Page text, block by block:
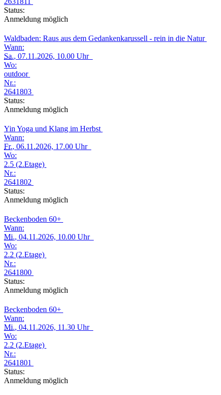
Status:
Anmeldung möglich
Waldbaden: Raus aus dem Gedankenkarussell - rein in die Natur
Wann:
Sa., 07.11.2026, 10.00 Uhr
Wo:
outdoor
Nr.:
2641803
Status:
Anmeldung möglich
Yin Yoga und Klang im Herbst
Wann:
Fr., 06.11.2026, 17.00 Uhr
Wo:
2.5 (2.Etage)
Nr.:
2641802
Status:
Anmeldung möglich
Beckenboden 60+
Wann:
Mi., 04.11.2026, 10.00 Uhr
Wo:
2.2 (2.Etage)
Nr.:
2641800
Status:
Anmeldung möglich
Beckenboden 60+
Wann:
Mi., 04.11.2026, 11.30 Uhr
Wo:
2.2 (2.Etage)
Nr.:
2641801
Status:
Anmeldung möglich